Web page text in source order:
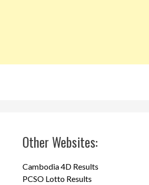
Other Websites:
Cambodia 4D Results
PCSO Lotto Results